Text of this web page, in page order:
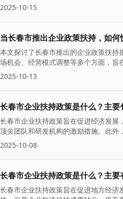
2025-10-15
当长春市推出企业政策扶持，如何
本文探讨了长春市推出的企业政策扶
场机会、经营模式调整等多个方面，
2025-10-13
长春市企业扶持政策是什么？主要
长春市企业扶持政策旨在促进经济发
顶尖团队和研发机构的激励措施。此
2025-10-08
长春市企业扶持政策是什么？主要
长春市企业扶持政策旨在促进地方经